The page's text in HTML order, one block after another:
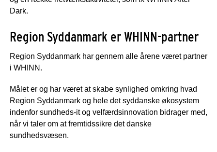
Dark.
Region Syddanmark er WHINN-partner
Region Syddanmark har gennem alle årene været partner
i WHINN.
Målet er og har været at skabe synlighed omkring hvad
Region Syddanmark og hele det syddanske økosystem
indenfor sundheds-it og velfærdsinnovation bidrager med,
når vi taler om at fremtidssikre det danske
sundhedsvæsen.